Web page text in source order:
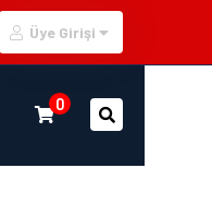
Üye Girişi
0